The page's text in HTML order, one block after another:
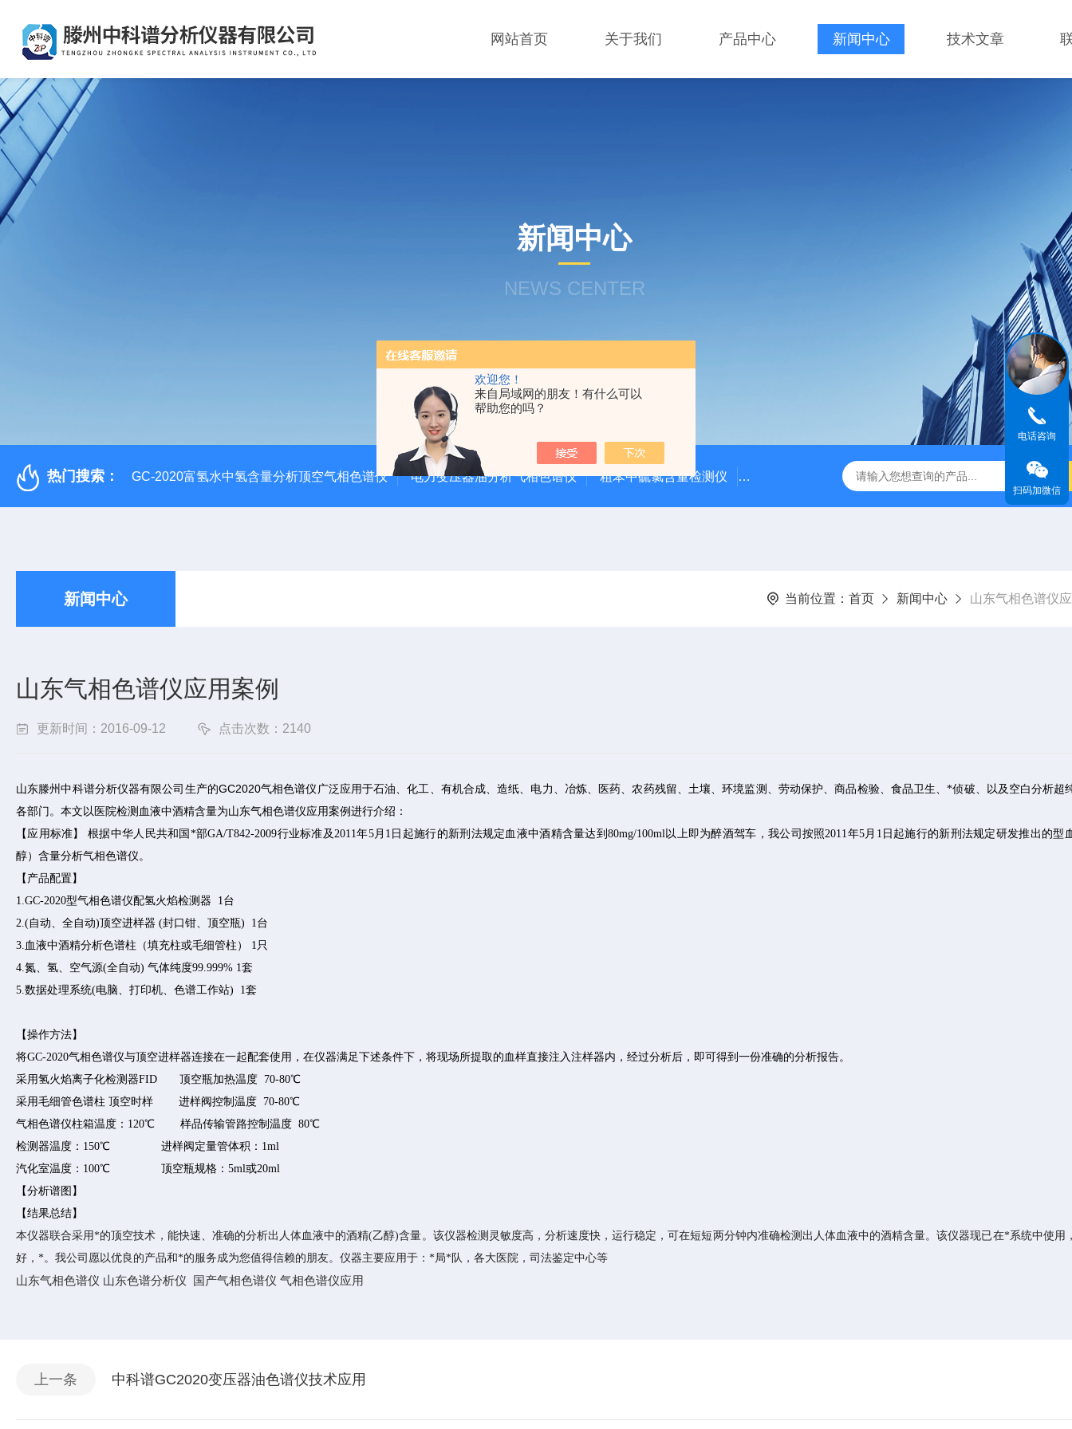
欢迎您！
来自局域网的朋友！有什么可以
帮助您的吗？
网站首页 关于我们 产品中心 新闻中心 技术文章
新闻中心
NEWS CENTER
热门搜索： GC-2020富氢水中氢含量分析顶空气相色谱仪 电力变压器油分析气相色谱仪 粗苯中硫氯含量检测仪 国产气相色谱仪价格/国产气相色谱仪厂家 粗苯中三
新闻中心 当前位置： 首页 新闻中心 山东气相色谱仪
山东气相色谱仪应用案例
更新时间：2016-09-12 点击次数：2140
山东滕州中科谱分析仪器有限公司生产的GC2020气相色谱仪 广泛应用于石油、化工、有机合成、造纸、电力、冶炼、医药、农药残留、土壤、环境监测、劳动保护、商品检验、食品卫生、*侦破、以及空白分析超
各部门。本文以医院检测血液中酒精含量为山东气相色谱仪应用案例进行介绍：
【应用标准】 根据中华人民共和国*部GA/T842-2009行业标准及2011年5月1日起施行的新刑法规定血液中酒精含量达到80mg/100ml以上即为醉酒驾车，我公司按照2011年5月1日起施行的新刑法规定研发推出的型
醇）含量分析气相色谱仪。
【产品配置】
1.GC-2020型气相色谱仪配氢火焰检测器 1台
2.(自动、全自动)顶空进样器 (封口钳、顶空瓶) 1台
3.血液中酒精分析色谱柱（填充柱或毛细管柱） 1只
4.氮、氢、空气源(全自动) 气体纯度99.999% 1套
5.数据处理系统(电脑、打印机、色谱工作站) 1套
【操作方法】
将GC-2020气相色谱仪与顶空进样器连接在一起配套使用，在仪器满足下述条件下，将现场所提取的血样直接注入注样器内，经过分析后，即可得到一份准确的分析报告。
采用氢火焰离子化检测器FID 顶空瓶加热温度 70-80℃
采用毛细管色谱柱 顶空时样 进样阀控制温度 70-80℃
气相色谱仪柱箱温度：120℃ 样品传输管路控制温度 80℃
检测器温度：150℃ 进样阀定量管体积：1ml
汽化室温度：100℃ 顶空瓶规格：5ml或20ml
【分析谱图】
【结果总结】
本仪器联合采用*的顶空技术，能快速、准确的分析出人体血液中的酒精(乙醇)含量。该仪器检测灵敏度高，分析速度快，运行稳定，可在短短两分钟内准确检测出人体血液中的酒精含量。该仪器现已在*系统中使用
好，*。我公司愿以优良的产品和*的服务成为您值得信赖的朋友。仪器主要应用于：*局*队，各大医院，司法鉴定中心等
山东气相色谱仪 山东色谱分析仪 国产气相色谱仪 气相色谱仪应用
上一条 中科谱GC2020变压器油色谱仪技术应用
电话咨询
扫码加微信